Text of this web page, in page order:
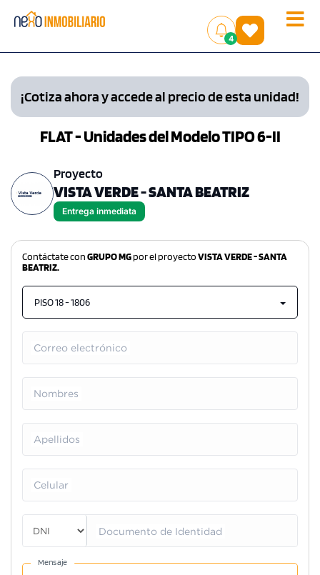
Toggle
4
()
¡Cotiza ahora y accede al precio de esta unidad!
FLAT - Unidades del Modelo TIPO 6-II
Proyecto
VISTA VERDE - SANTA BEATRIZ
Entrega inmediata
Contáctate conGRUPO MGpor el proyectoVISTA VERDE - SANTA
BEATRIZ.
PISO 18 - 1806
Correo electrónico
Nombres
Apellidos
Celular
Documento de Identidad
Mensaje